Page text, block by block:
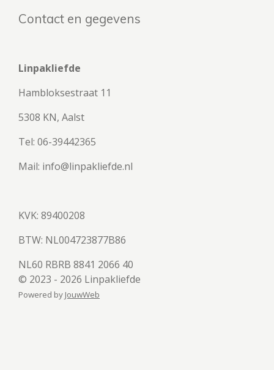
Contact en gegevens
Linpakliefde
Hambloksestraat 11
5308 KN, Aalst
Tel: 06-39442365
Mail: info@linpakliefde.nl
KVK: 89400208
BTW: NL004723877B86
NL60 RBRB 8841 2066 40
© 2023 - 2026 Linpakliefde
Powered by JouwWeb